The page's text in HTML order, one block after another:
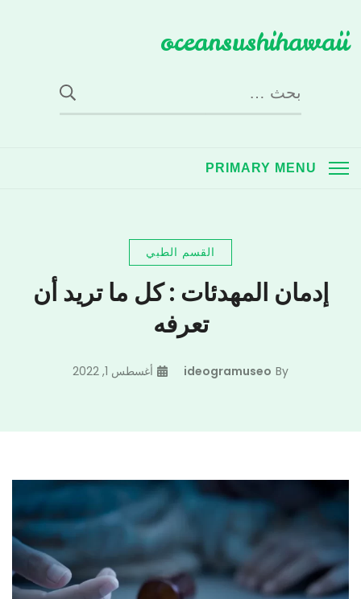
to
oceansushihawaii
البحث
عن:
PRIMARY MENU
القسم الطبي
إدمان المهدئات : كل ما تريد أن
تعرفه
By
ideogramuseo أغسطس 1, 2022